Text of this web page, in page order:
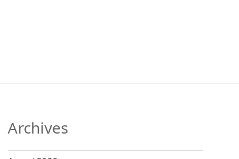
Archives